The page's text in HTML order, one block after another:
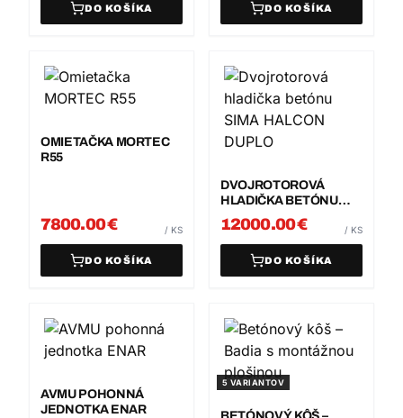
DO KOŠÍKA DO KOŠÍKA
OMIETAČKA MORTEC
R55
7800.00€ / KS
DO KOŠÍKA
DVOJROTOROVÁ
HLADIČKA BETÓNU
SIMA HALCON DUPLO
12000.00€ / KS
DO KOŠÍKA
AVMU POHONNÁ
JEDNOTKA ENAR
5 VARIANTOV